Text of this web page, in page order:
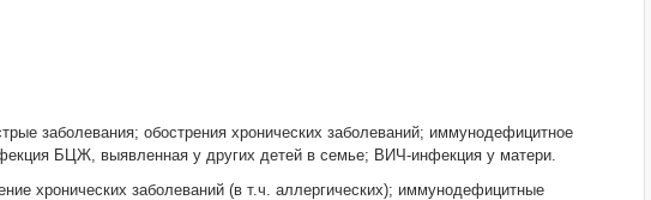
заболевания; обострения хронических заболеваний; иммунодефицитное
БЦЖ, выявленная у других детей в семье; ВИЧ-инфекция у матери.
хронических заболеваний (в т.ч. аллергических); иммунодефицитные